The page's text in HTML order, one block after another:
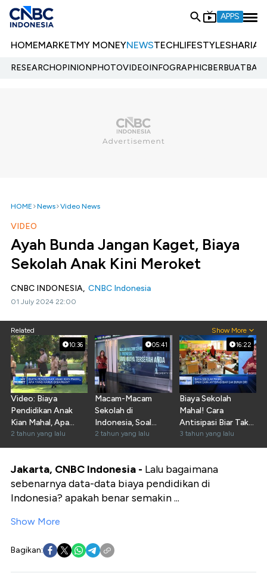
APPS
HOMEMARKETMY MONEYNEWSTECHLIFESTYLESHARIA
RESEARCHOPINIONPHOTOVIDEOINFOGRAPHIC
HOME News Video News
VIDEO
Ayah Bunda Jangan Kaget, Biaya
Sekolah Anak Kini Meroket
CNBC INDONESIA, CNBC Indonesia
01 July 2024 22:00
Related Show More
10:36
Video: Biaya
Pendidikan Anak
Kian Mahal, Apa
Yang Harus
Disiapkan?
2 tahun yang lalu
05:41
Macam-Macam
Sekolah di
Indonesia, Soal
Biaya Terserah
Anda
2 tahun yang lalu
16:22
Biaya Sekolah
Mahal! Cara
Antisipasi Biar Tak
Bunuh Diri
3 tahun yang lalu
Jakarta, CNBC Indonesia - Lalu bagaimana
sebenarnya data-data biaya pendidikan di
Indonesia? apakah benar semakin ...
Show More
Bagikan: